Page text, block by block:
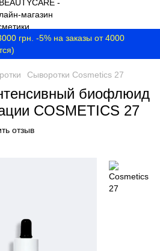
грн. -5% на заказы от 4000
Сыворотки Cosmetics 27
биофлюид
COSMETICS 27
отзыв